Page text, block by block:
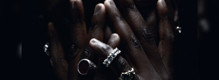
初回30日間無料お試し